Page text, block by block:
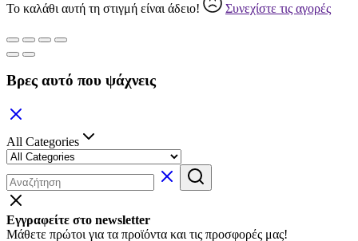
Το καλάθι αυτή τη στιγμή είναι άδειο! Συνεχίστε τις αγορές
Βρες αυτό που ψάχνεις
All Categories
Εγγραφείτε στο newsletter
Μάθετε πρώτοι για τα προϊόντα και τις προσφορές μας!